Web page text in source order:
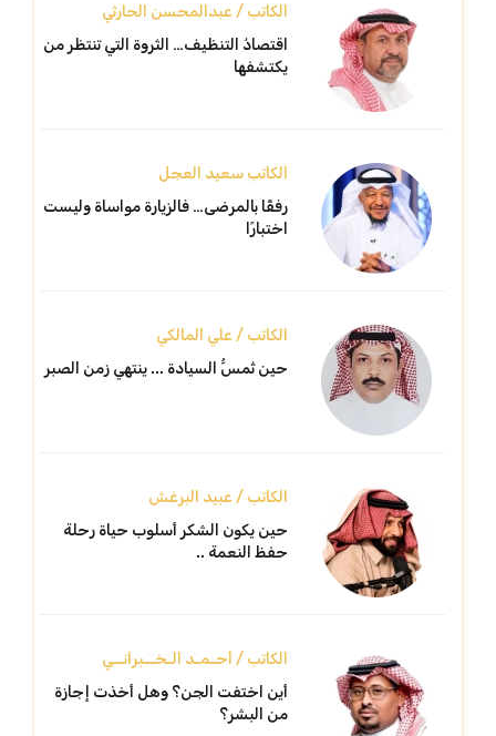
الكاتب / عبدالمحسن الحارثي
اقتصادُ التنظيف… الثروة التي تنتظر من
يكتشفها
الكاتب سعيد العجل
رفقًا بالمرضى… فالزيارة مواساة وليست
اختبارًا
الكاتب / علي المالكي
حين تُمسُّ السيادة ... ينتهي زمن الصبر
الكاتب / عبيد البرغش
حين يكون الشكر أسلوب حياة رحلة
حفظ النعمة ..
الكاتب / أحـمـد الـخــبرانــي
أين اختفت الجن؟ وهل أخذت إجازة
من البشر؟